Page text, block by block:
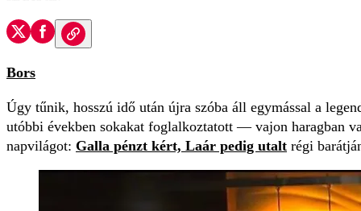
Bors
Úgy tűnik, hosszú idő után újra szóba áll egymással a
utóbbi években sokakat foglalkoztatott — vajon haragban
napvilágot: Galla pénzt kért, Laár pedig utalt régi